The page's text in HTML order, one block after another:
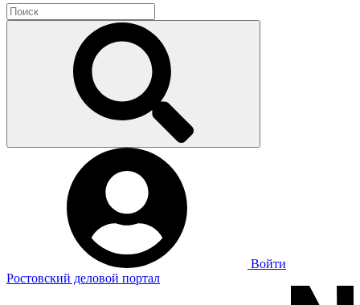
Войти
Ростовский деловой портал